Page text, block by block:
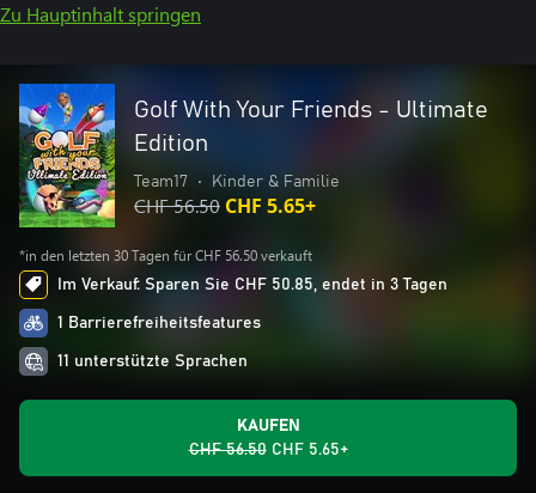
Zu Hauptinhalt springen
Golf With Your Friends - Ultimate
Edition
Team17 • Kinder & Familie
CHF 56.50 CHF 5.65+
*in den letzten 30 Tagen für CHF 56.50 verkauft
Im Verkauf: Sparen Sie CHF 50.85, endet in 3 Tagen
1 Barrierefreiheitsfeatures
11 unterstützte Sprachen
KAUFEN
CHF 56.50 CHF 5.65+